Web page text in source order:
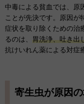
中毒による貧血では、原
ことが先決です。原因が
症状を取り除くための治
るのは、 胃洗浄、吐き出
抗けいれん薬による対症
寄生虫が原因